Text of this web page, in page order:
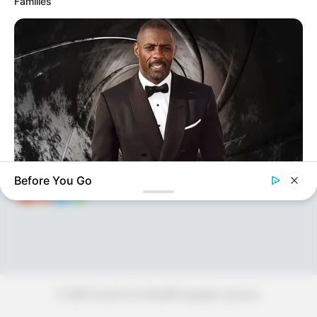
KEÇİDLƏR
Ana səhifə
HAQQIMIZDA
ƏLAQƏ
REKLAM
ƏLAQƏ
Tel: (+99450) 247 90 86
E-mail: oxucomsayti @gmail.com
Who Will Be the Next James Bond? Here's What We Know So
Before You Go